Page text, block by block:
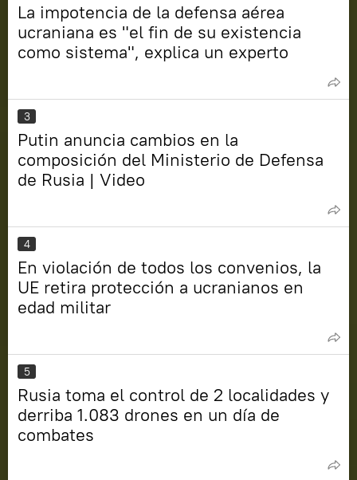
La impotencia de la defensa aérea
ucraniana es "el fin de su existencia
como sistema", explica un experto
3
Putin anuncia cambios en la
composición del Ministerio de Defensa
de Rusia | Video
4
En violación de todos los convenios, la
UE retira protección a ucranianos en
edad militar
5
Rusia toma el control de 2 localidades y
derriba 1.083 drones en un día de
combates